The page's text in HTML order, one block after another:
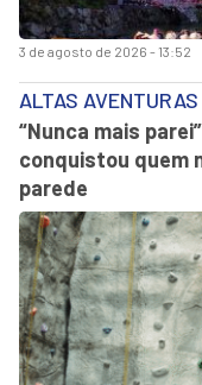
3 de agosto de 2026 - 13:52
ALTAS AVENTURAS
“Nunca mais
conquistou quem
parede